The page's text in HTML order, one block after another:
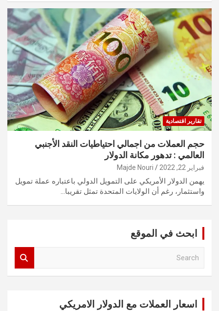
تقارير اقتصادية
حجم العملات من اجمالي احتياطيات النقد الأجنبي
العالمي : تدهور مكانة الدولار
فبراير 22, 2022 Majde Nouri
يهمن الدولار الأمريكي على التمويل الدولي باعتباره عملة تمويل
واستثمار، رغم أن الولايات المتحدة تمثل تقريبا…
ابحث في الموقع
اسعار العملات مع الدولار الامريكي